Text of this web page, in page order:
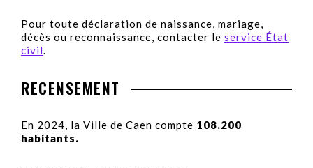
Pour toute déclaration de naissance, mariage,
décès ou reconnaissance, contacter le service État
civil.
RECENSEMENT
En 2024, la Ville de Caen compte 108.200
habitants.